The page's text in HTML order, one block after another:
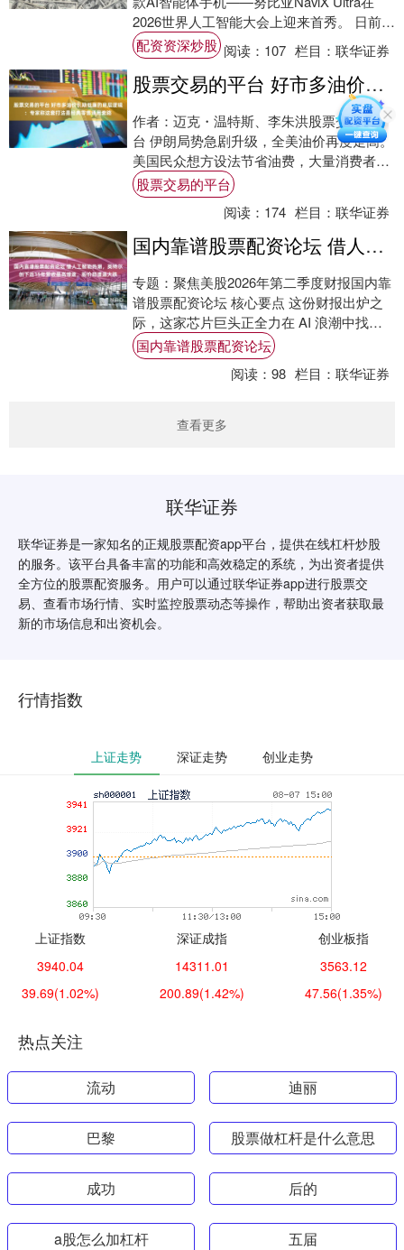
2026世界人工智能大会上迎来首秀。 日前，
博主“熊猫很禿然”揭晓了新....
配资资深炒股 阅读： 107 栏目：联华证券
股票交易的平台 好市多油价长期低廉的底层逻辑：专家称这套打法是经典零售通用套路
作者：迈克・温特斯、李朱洪股票交易的平
台 伊朗局势急剧升级，全美油价再度走高。
美国民众想方设法节省油费，大量消费者选
择前往好市多加油站加注平价燃油。 在截至
5....
股票交易的平台
阅读： 174 栏目：联华证券
国内靠谱股票配资论坛 借人工智能热潮，英特尔创下近15年营收最高增速，股价却遭遇大跌
专题：聚焦美股2026年第二季度财报国内靠
谱股票配资论坛 核心要点 这份财报出炉之
际，这家芯片巨头正全力在 AI 浪潮中找准
自身定位。 营收大涨 25%，创下 ....
国内靠谱股票配资论坛
阅读：98 栏目：联华证券
查看更多
联华证券
联华证券是一家知名的正规股票配资app平台，提供在线杠杆炒股
的服务。该平台具备丰富的功能和高效稳定的系统，为出资者提供
全方位的股票配资服务。用户可以通过联华证券app进行股票交
易、查看市场行情、实时监控股票动态等操作，帮助出资者获取最
新的市场信息和出资机会。
行情指数
上证走势 深证走势 创业走势
上证指数
3940.04
39.69(1.02%)
深证成指
14311.01
200.89(1.42%)
创业板指
3563.12
47.56(1.35%)
热点关注
流动 迪丽
巴黎 股票做杠杆是什么意思
成功 后的
a股怎么加杠杆 五届